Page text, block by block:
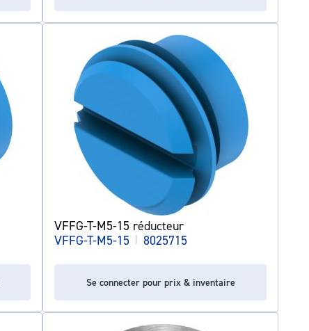
VFFG-T-M5-15 réducteur
VFFG-T-M5-15 | 8025715
Se connecter pour prix & inventaire